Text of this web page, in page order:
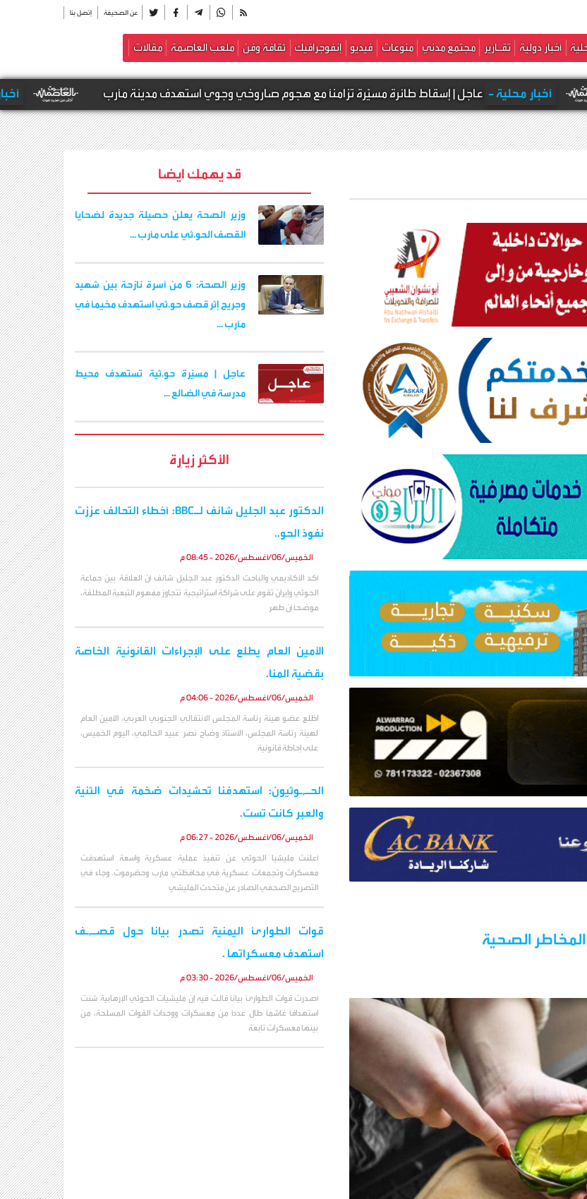
عن الصحيفة إتصل بنا
أخبار دولية تقـارير مجتمع مدني منوعات فيديو إنفوجرافيك ثقافة وفن ملعب العاصمة مقالات
- عاجل | إسقاط طائرة مسيّرة تزامنًا مع هجوم صاروخي وجوي استهدف مدينة مأرب أخبار محلية - عاجل |
الصحية
قد يهمك ايضا
وزير الصحة يعلن حصيلة جديدة لضحايا
القصف الحو.ثي على مأرب ...
وزير الصحة: 6 من أسرة نازحة بين شهيد
وجريح إثر قصف حو.ثي استهدف مخيمًا في
مأرب ...
عاجل | مسيّرة حو.ثية تستهدف محيط
مدرسة في الضالع ...
الأكثر زيارة
الدكتور عبد الجليل شائف لـBBC: أخطاء التحالف عززت
نفوذ الحو..
الخميس/06/أغسطس/2026 - 08:45 م
أكد الأكاديمي والباحث الدكتور عبد الجليل شائف أن العلاقة بين جماعة
الحوثي وإيران تقوم على شراكة استراتيجية تتجاوز مفهوم التبعية المطلقة،
موضحاً أن طهر
الأمين العام يطلع على الإجراءات القانونية الخاصة
بقضية المنا.
الخميس/06/أغسطس/2026 - 04:06 م
اطّلع عضو هيئة رئاسة المجلس الانتقالي الجنوبي العربي، الأمين العام
لهيئة رئاسة المجلس، الأستاذ وضاح نصر عبيد الحالمي، اليوم الخميس،
على إحاطة قانونية
الحـ,ـوثيون: استهدفنا تحشيدات ضخمة في الثنية
والعبر كانت تست.
الخميس/06/أغسطس/2026 - 06:27 م
أعلنت مليشيا الحوثي عن تنفيذ عملية عسكرية واسعة استهدفت
معسكرات وتجمعات عسكرية في محافظتي مأرب وحضرموت. وجاء في
التصريح الصحفي الصادر عن متحدث المليشي
قوات الطوارئ اليمنية تصدر بيانا حول قصـ,ـف
استهدف معسكراتها .
الخميس/06/أغسطس/2026 - 03:30 م
أصدرت قوات الطوارئ بياناً قالت فيه إن مليشيات الحوثي الإرهابية شنت
استهدافاً غاشماً طال عدداً من معسكرات ووحدات القوات المسلحة، من
بينها معسكرات تابعة